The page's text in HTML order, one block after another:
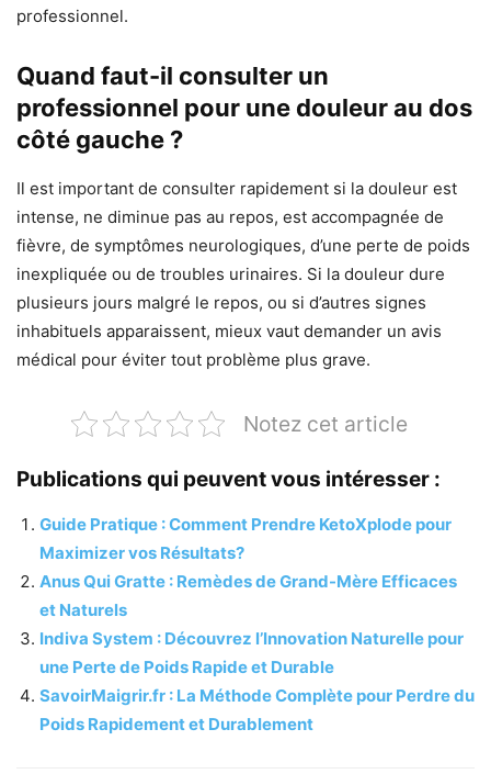
professionnel.
Quand faut-il consulter un
professionnel pour une douleur au dos
côté gauche ?
Il est important de consulter rapidement si la douleur est
intense, ne diminue pas au repos, est accompagnée de
fièvre, de symptômes neurologiques, d’une perte de poids
inexpliquée ou de troubles urinaires. Si la douleur dure
plusieurs jours malgré le repos, ou si d’autres signes
inhabituels apparaissent, mieux vaut demander un avis
médical pour éviter tout problème plus grave.
Notez cet article
Publications qui peuvent vous intéresser :
Guide Pratique : Comment Prendre KetoXplode pour
Maximizer vos Résultats?
Anus Qui Gratte : Remèdes de Grand-Mère Efficaces
et Naturels
Indiva System : Découvrez l’Innovation Naturelle pour
une Perte de Poids Rapide et Durable
SavoirMaigrir.fr : La Méthode Complète pour Perdre du
Poids Rapidement et Durablement